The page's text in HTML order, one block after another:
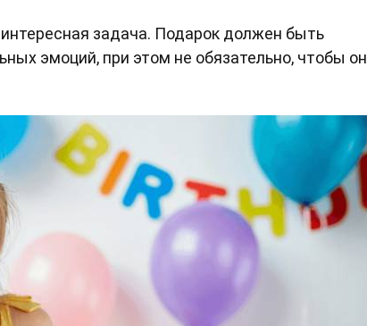
задача. Подарок должен быть
эмоций, при этом не обязательно, чтобы он